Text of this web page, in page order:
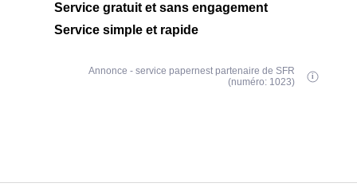
Service gratuit et sans engagement
Service simple et rapide
Annonce - service papernest partenaire de SFR
(numéro: 1023)